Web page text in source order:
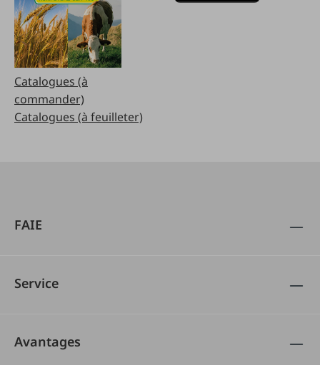
Catalogues (à
commander)
Catalogues (à feuilleter)
FAIE
Service
Avantages